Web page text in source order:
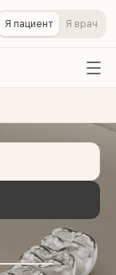
Я пациент Я врач